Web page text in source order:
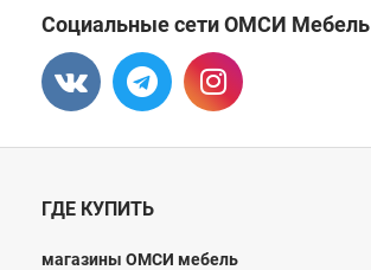
Социальные сети ОМСИ Мебель
ГДЕ КУПИТЬ
магазины ОМСИ мебель